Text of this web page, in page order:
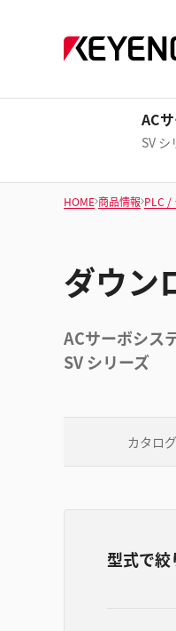
AC
SV シ
HOME 商品情報 PLC /
ダウン
ACサーボシス
SV シリーズ
カタログ
型式で絞